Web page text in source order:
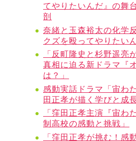
てやりたいんだ』の舞
剖
奈緒と玉森裕太の化学
クズを殴ってやりたい
「反町隆史と杉野遥亮
真相に迫る新ドラマ『
は？」
感動実話ドラマ「宙わ
田正孝が描く学びと成
「窪田正孝主演『宙わ
制高校の感動と挑戦」
「窪田正孝が挑む！感